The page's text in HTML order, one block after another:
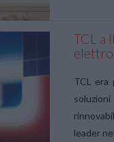
TCL a
TCL era
leader